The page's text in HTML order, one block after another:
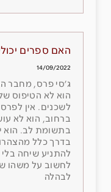
האם ספרים
14/09/2022
ג׳סי פרס, מחבר
הוא לא הטיפוס
לשכנים. אין לפרס
ברחוב, הוא לא
בתשומת לב. הוא
בדרך כלל
להתניע שיחה
לחשוב על משהו
לבהלה